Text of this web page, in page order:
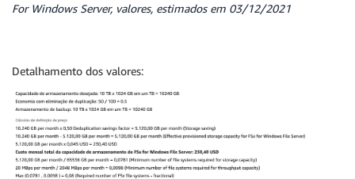
For Windows Server, valores, estimados em 03/12/2021
Detalhamento dos valores: